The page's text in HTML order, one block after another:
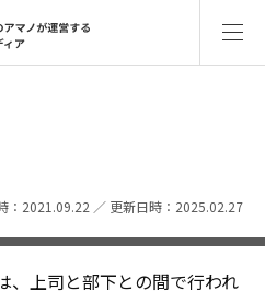
：2021.09.22 ／ 更新日時：2025.02.27
、上司と部下との間で行われ